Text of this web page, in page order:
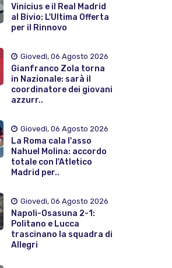
Vinicius e il Real Madrid
al Bivio: L'Ultima Offerta
per il Rinnovo
Giovedì, 06 Agosto 2026
Gianfranco Zola torna
in Nazionale: sarà il
coordinatore dei giovani
azzurr..
Giovedì, 06 Agosto 2026
La Roma cala l'asso
Nahuel Molina: accordo
totale con l'Atletico
Madrid per..
Giovedì, 06 Agosto 2026
Napoli-Osasuna 2-1:
Politano e Lucca
trascinano la squadra di
Allegri